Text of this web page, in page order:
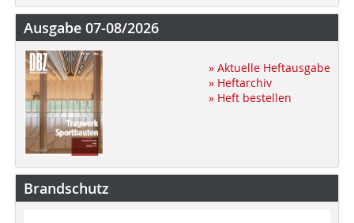
Ausgabe 07-08/2026
» Aktuelle Heftausgabe
» Heftarchiv
» Heft bestellen
Brandschutz